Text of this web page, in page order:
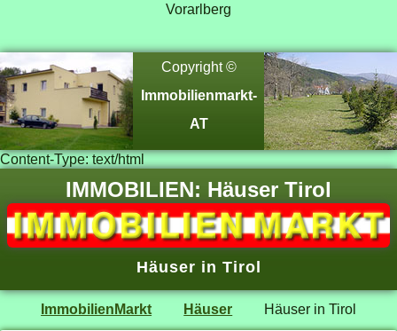
Vorarlberg
Copyright ©
Immobilienmarkt-
AT
Content-Type: text/html
IMMOBILIEN: Häuser Tirol
Häuser in Tirol
ImmobilienMarkt Häuser Häuser in Tirol